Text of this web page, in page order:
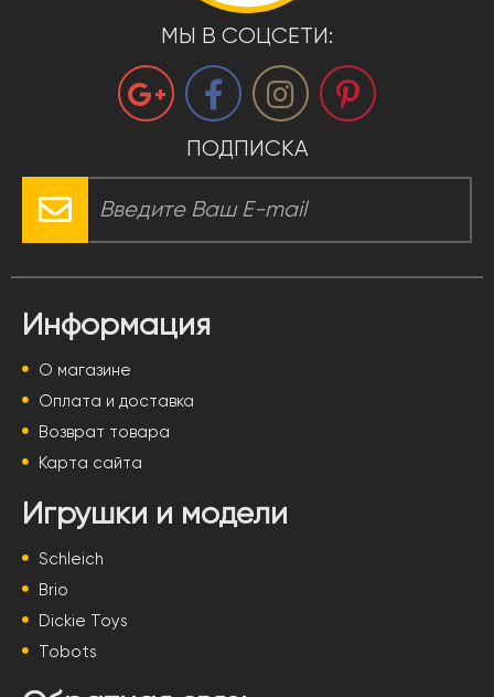
МЫ В СОЦСЕТИ:
ПОДПИСКА
Информация
О магазине
Оплата и доставка
Возврат товара
Карта сайта
Игрушки и модели
Schleich
Brio
Dickie Toys
Tobots